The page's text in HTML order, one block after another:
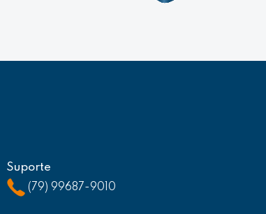
Suporte
(79) 99687-9010